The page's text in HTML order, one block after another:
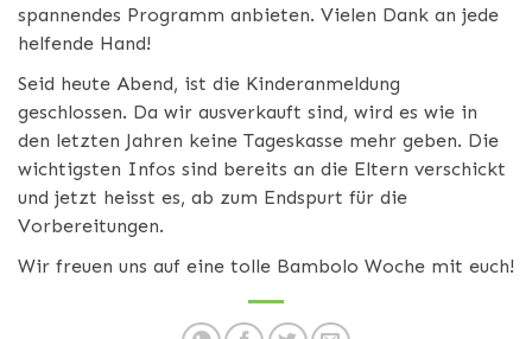
spannendes Programm anbieten. Vielen Dank an jede
helfende Hand!
Seid heute Abend, ist die Kinderanmeldung
geschlossen. Da wir ausverkauft sind, wird es wie in
den letzten Jahren keine Tageskasse mehr geben. Die
wichtigsten Infos sind bereits an die Eltern verschickt
und jetzt heisst es, ab zum Endspurt für die
Vorbereitungen.
Wir freuen uns auf eine tolle Bambolo Woche mit euch!